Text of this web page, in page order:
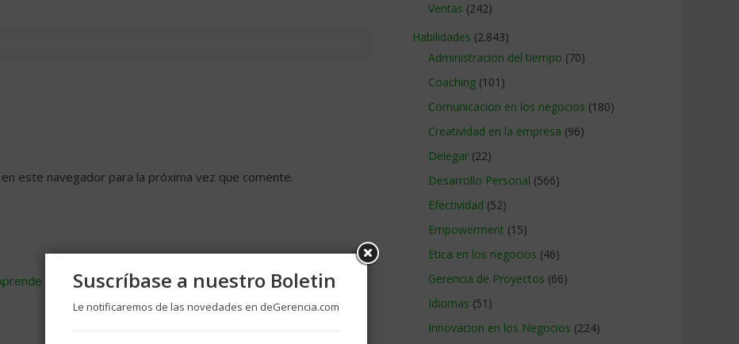
este navegador para la próxima vez que comente.
cómo se procesan los datos de tus comentarios.
Ventas (242)
Habilidades (2.843)
Administracion del tiempo (70)
Coaching (101)
Comunicacion en los negocios (180)
Creatividad en la empresa (96)
Delegar (22)
Desarrollo Personal (566)
Efectividad (52)
Empowerment (15)
Etica en los negocios (46)
Gerencia de Proyectos (66)
Idiomas (51)
Innovacion en los Negocios (224)
Suscríbase a nuestro Boletin
Le notificaremos de las novedades en deGerencia.com